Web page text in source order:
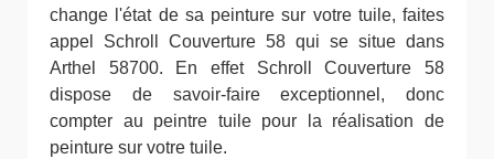
change l'état de sa peinture sur votre tuile, faites
appel Schroll Couverture 58 qui se situe dans
Arthel 58700. En effet Schroll Couverture 58
dispose de savoir-faire exceptionnel, donc
compter au peintre tuile pour la réalisation de
peinture sur votre tuile.